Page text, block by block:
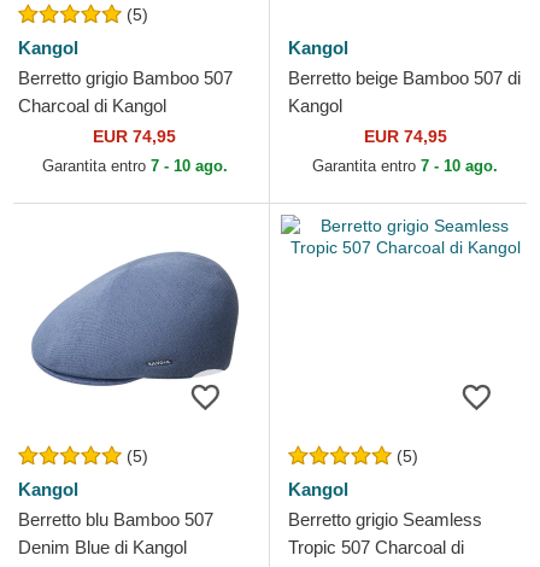
(5)
Kangol
Berretto grigio Bamboo 507
Charcoal di Kangol
EUR 74,95
Garantita entro 7 - 10 ago.
Kangol
Berretto beige Bamboo 507 di
Kangol
EUR 74,95
Garantita entro 7 - 10 ago.
(5)
Kangol
Berretto blu Bamboo 507
Denim Blue di Kangol
(5)
Kangol
Berretto grigio Seamless
Tropic 507 Charcoal di